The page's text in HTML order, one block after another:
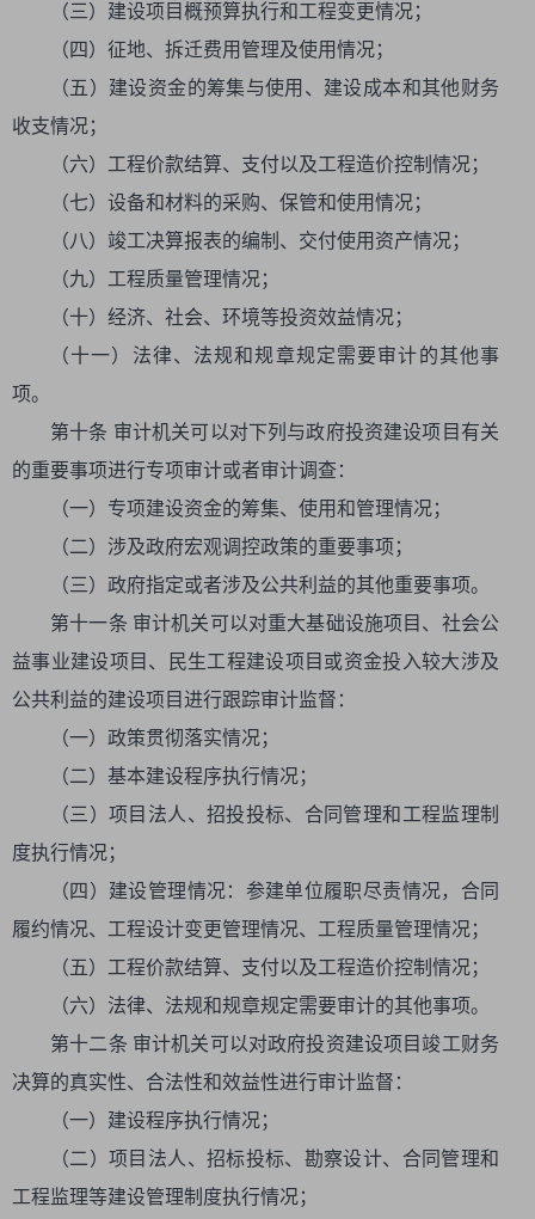
（三）建设项目概预算执行和工程变更情况；
（四）征地、拆迁费用管理及使用情况；
（五）建设资金的筹集与使用、建设成本和其他财务
收支情况；
（六）工程价款结算、支付以及工程造价控制情况；
（七）设备和材料的采购、保管和使用情况；
（八）竣工决算报表的编制、交付使用资产情况；
（九）工程质量管理情况；
（十）经济、社会、环境等投资效益情况；
（十一）法律、法规和规章规定需要审计的其他事
项。
第十条 审计机关可以对下列与政府投资建设项目有关
的重要事项进行专项审计或者审计调查：
（一）专项建设资金的筹集、使用和管理情况；
（二）涉及政府宏观调控政策的重要事项；
（三）政府指定或者涉及公共利益的其他重要事项。
第十一条 审计机关可以对重大基础设施项目、社会公
益事业建设项目、民生工程建设项目或资金投入较大涉及
公共利益的建设项目进行跟踪审计监督：
（一）政策贯彻落实情况；
（二）基本建设程序执行情况；
（三）项目法人、招投投标、合同管理和工程监理制
度执行情况；
（四）建设管理情况：参建单位履职尽责情况，合同
履约情况、工程设计变更管理情况、工程质量管理情况；
（五）工程价款结算、支付以及工程造价控制情况；
（六）法律、法规和规章规定需要审计的其他事项。
第十二条 审计机关可以对政府投资建设项目竣工财务
决算的真实性、合法性和效益性进行审计监督：
（一）建设程序执行情况；
（二）项目法人、招标投标、勘察设计、合同管理和
工程监理等建设管理制度执行情况；